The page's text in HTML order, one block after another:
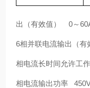
出（有效值） 0～
6相并联电流输出
相电流长时间允许工
相电流输出功率